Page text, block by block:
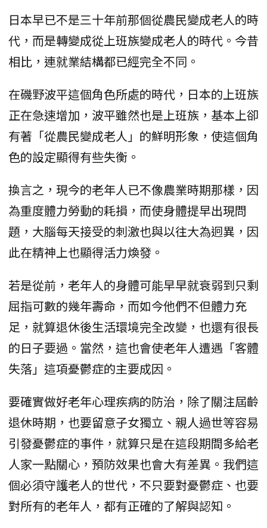
日本早已不是三十年前那個從農民變成老人的時
代，而是轉變成從上班族變成老人的時代。今昔
相比，連就業結構都已經完全不同。
在磯野波平這個角色所處的時代，日本的上班族
正在急速增加，波平雖然也是上班族，基本上卻
有著「從農民變成老人」的鮮明形象，使這個角
色的設定顯得有些失衡。
換言之，現今的老年人已不像農業時期那樣，因
為重度體力勞動的耗損，而使身體提早出現問
題，大腦每天接受的刺激也與以往大為迥異，因
此在精神上也顯得活力煥發。
若是從前，老年人的身體可能早早就衰弱到只剩
屈指可數的幾年壽命，而如今他們不但體力充
足，就算退休後生活環境完全改變，也還有很長
的日子要過。當然，這也會使老年人遭遇「客體
失落」這項憂鬱症的主要成因。
要確實做好老年心理疾病的防治，除了關注屆齡
退休時期，也要留意子女獨立、親人過世等容易
引發憂鬱症的事件，就算只是在這段期間多給老
人家一點關心，預防效果也會大有差異。我們這
個必須守護老人的世代，不只要對憂鬱症、也要
對所有的老年人，都有正確的了解與認知。